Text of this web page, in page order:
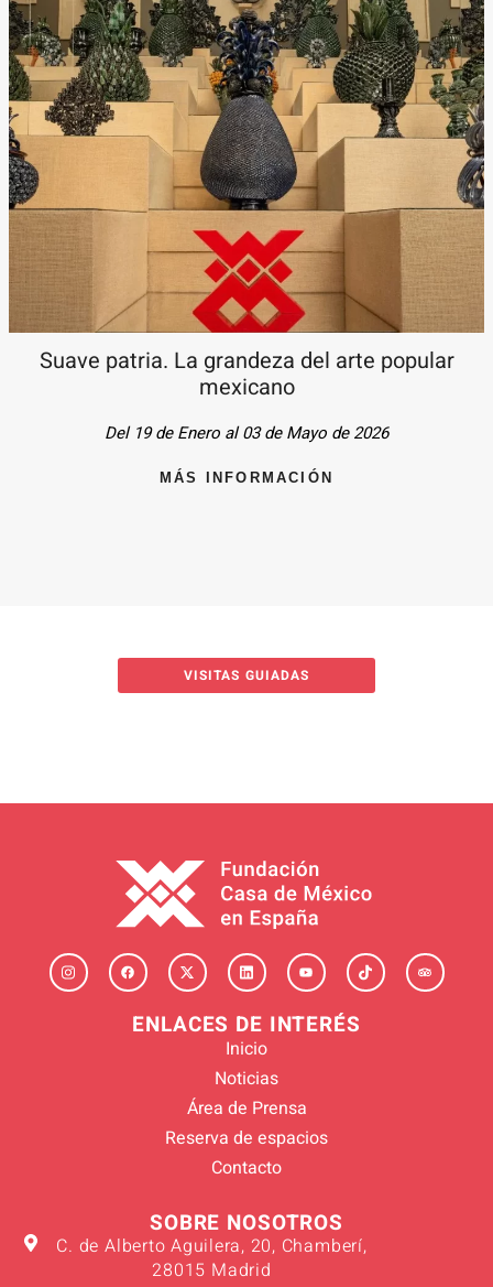
Suave patria. La grandeza del arte popular
mexicano
Del 19 de Enero al 03 de Mayo de 2026
MÁS INFORMACIÓN
VISITAS GUIADAS
ENLACES DE INTERÉS
Inicio
Noticias
Área de Prensa
Reserva de espacios
Contacto
SOBRE NOSOTROS
C. de Alberto Aguilera, 20, Chamberí,
28015 Madrid